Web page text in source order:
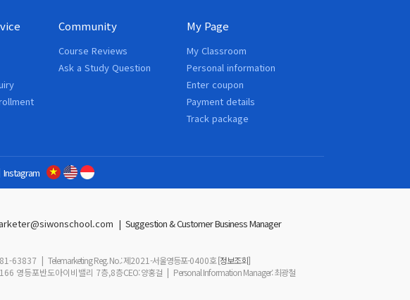
Community
Course Reviews
Ask a Study Question
My Page
My Classroom
Personal information
Enter coupon
Payment details
Track package
Instagram
| Suggestion & Customer Business Manager
63837 | Telemarketing Reg. No.: 제2021-서울영등포-0400호[정보조회]
영등포반도아이비밸리 7층,8층CEO: 양홍걸 | Personal Information Manager: 최광철